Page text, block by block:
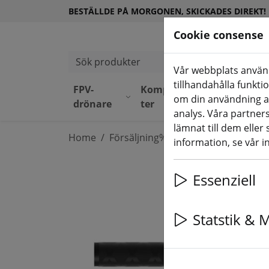
BESTÄLLDE PÅ MORGONEN, SKICKADES DIREKT!
Sök produkter
FPV-
drönare
Komponen
ter
Utrustni
ng
Home Försäljning%
Cookie consense
Vår webbplats
tillhandahålla
om din användning
analys. Våra
lämnat till dem eller
information, se vår
Essenziell
Statstik &